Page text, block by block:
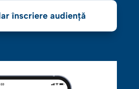
înscriere audiență